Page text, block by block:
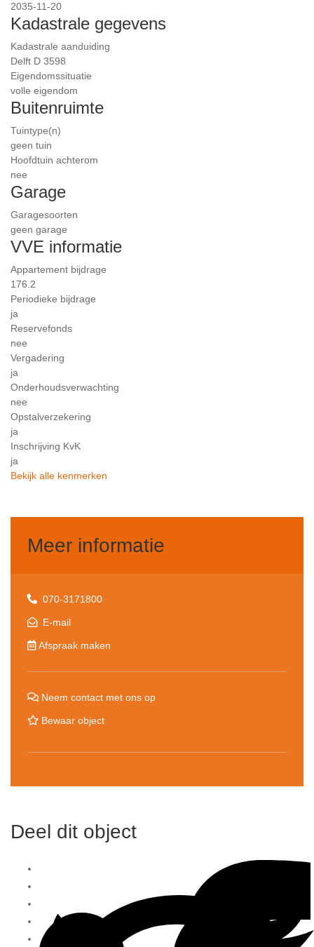
2035-11-20
Kadastrale gegevens
Kadastrale aanduiding
Delft D 3598
Eigendomssituatie
volle eigendom
Buitenruimte
Tuintype(n)
geen tuin
Hoofdtuin achterom
nee
Garage
Garagesoorten
geen garage
VVE informatie
Appartement bijdrage
176.2
Periodieke bijdrage
ja
Reservefonds
nee
Vergadering
ja
Onderhoudsverwachting
nee
Opstalverzekering
ja
Inschrijving KvK
ja
Bekijk alle kenmerken
Meer informatie
070-3171800
E-mail
Afspraak maken
Neem contact met ons op
Bewaar object
Deel dit object